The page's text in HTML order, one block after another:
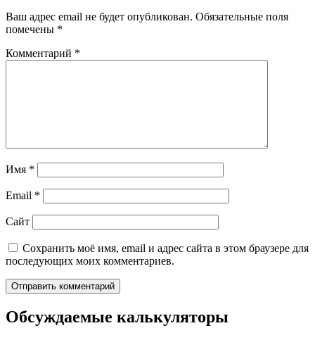
Ваш адрес email не будет опубликован. Обязательные поля
помечены *
Комментарий *
Имя *
Email *
Сайт
Сохранить моё имя, email и адрес сайта в этом браузере для
последующих моих комментариев.
Обсуждаемые калькуляторы